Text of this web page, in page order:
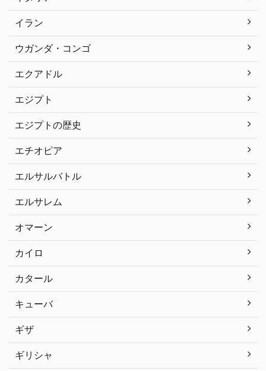
イラン
ウガンダ・コンゴ
エクアドル
エジプト
エジプトの歴史
エチオピア
エルサルバトル
エルサレム
オマーン
カイロ
カタール
キューバ
ギザ
ギリシャ